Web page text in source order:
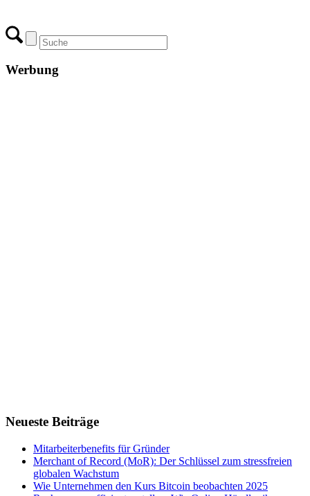
Werbung
Neueste Beiträge
Mitarbeiterbenefits für Gründer
Merchant of Record (MoR): Der Schlüssel zum stressfreien
globalen Wachstum
Wie Unternehmen den Kurs Bitcoin beobachten 2025